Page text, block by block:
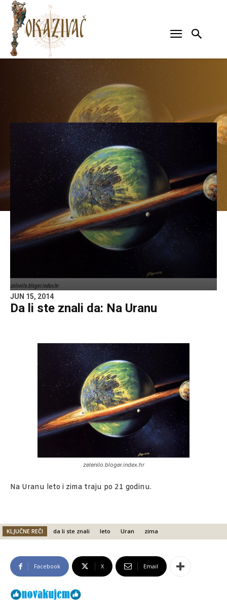
zelenilo.bloger.index.hr
JUN 15, 2014
Da li ste znali da: Na Uranu
zelenilo.bloger.index.hr
Na Uranu leto i zima traju po 21 godinu.
KLJUČNE REČI da li ste znali leto Uran zima
Facebook X Email